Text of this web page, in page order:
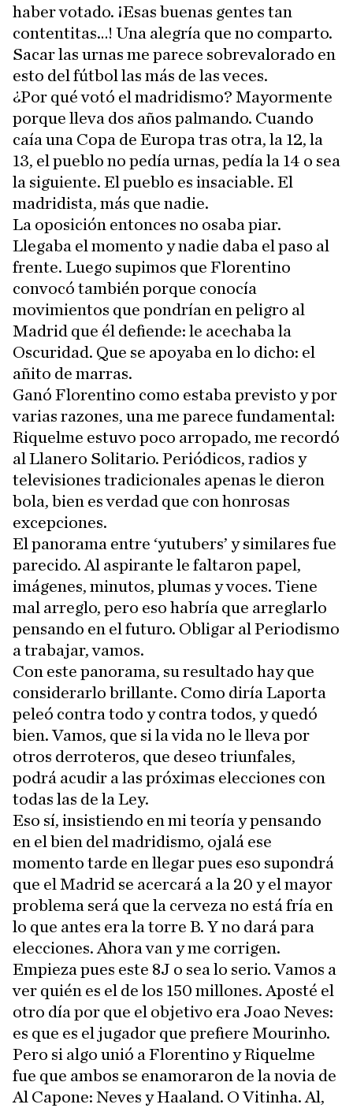
haber votado. ¡Esas buenas gentes tan
contentitas…! Una alegría que no comparto.
Sacar las urnas me parece sobrevalorado en
esto del fútbol las más de las veces.
¿Por qué votó el madridismo? Mayormente
porque lleva dos años palmando. Cuando
caía una Copa de Europa tras otra, la 12, la
13, el pueblo no pedía urnas, pedía la 14 o sea
la siguiente. El pueblo es insaciable. El
madridista, más que nadie.
La oposición entonces no osaba piar.
Llegaba el momento y nadie daba el paso al
frente. Luego supimos que Florentino
convocó también porque conocía
movimientos que pondrían en peligro al
Madrid que él defiende: le acechaba la
Oscuridad. Que se apoyaba en lo dicho: el
añito de marras.
Ganó Florentino como estaba previsto y por
varias razones, una me parece fundamental:
Riquelme estuvo poco arropado, me recordó
al Llanero Solitario. Periódicos, radios y
televisiones tradicionales apenas le dieron
bola, bien es verdad que con honrosas
excepciones.
El panorama entre ‘yutubers’ y similares fue
parecido. Al aspirante le faltaron papel,
imágenes, minutos, plumas y voces. Tiene
mal arreglo, pero eso habría que arreglarlo
pensando en el futuro. Obligar al Periodismo
a trabajar, vamos.
Con este panorama, su resultado hay que
considerarlo brillante. Como diría Laporta
peleó contra todo y contra todos, y quedó
bien. Vamos, que si la vida no le lleva por
otros derroteros, que deseo triunfales,
podrá acudir a las próximas elecciones con
todas las de la Ley.
Eso sí, insistiendo en mi teoría y pensando
en el bien del madridismo, ojalá ese
momento tarde en llegar pues eso supondrá
que el Madrid se acercará a la 20 y el mayor
problema será que la cerveza no está fría en
lo que antes era la torre B. Y no dará para
elecciones. Ahora van y me corrigen.
Empieza pues este 8J o sea lo serio. Vamos a
ver quién es el de los 150 millones. Aposté el
otro día por que el objetivo era Joao Neves:
es que es el jugador que prefiere Mourinho.
Pero si algo unió a Florentino y Riquelme
fue que ambos se enamoraron de la novia de
Al Capone: Neves y Haaland. O Vitinha. Al,